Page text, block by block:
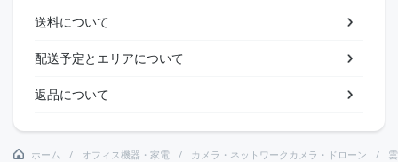
送料について
配送予定とエリアについて
返品について
ホーム オフィス機器・家電 カメラ・ネットワークカメラ・ドローン